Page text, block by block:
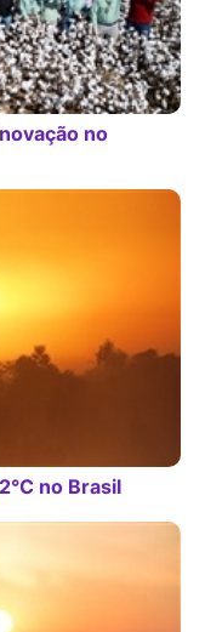
no
no Brasil